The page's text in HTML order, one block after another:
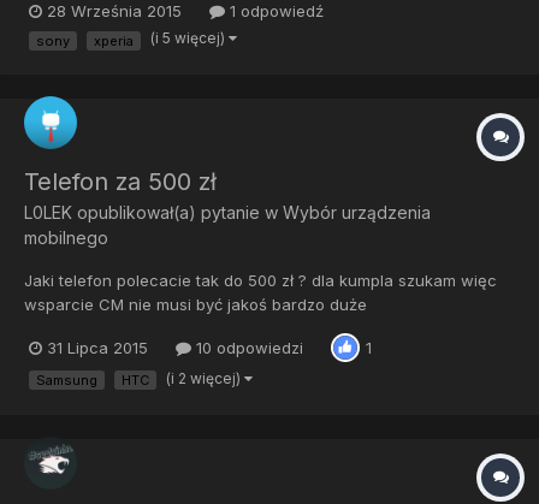
teraz nwm jak to zflashować Próbowałem wgrać sam plik boot
ale bez skutku @PeliKan
28 Września 2015 1 odpowiedź
sony xperia (i 5 więcej)
Telefon za 500 zł
L0LEK opublikował(a) pytanie w Wybór urządzenia
mobilnego
Jaki telefon polecacie tak do 500 zł ? dla kumpla szukam więc
wsparcie CM nie musi być jakoś bardzo duże
31 Lipca 2015 10 odpowiedzi 1
Samsung HTC (i 2 więcej)